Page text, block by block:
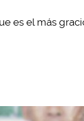
es el más